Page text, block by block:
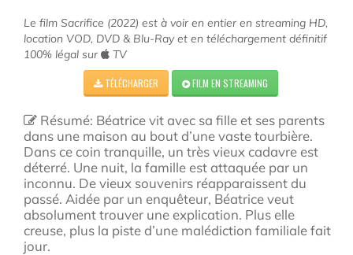
Le film Sacrifice (2022) est à voir en entier en streaming HD,
location VOD, DVD & Blu-Ray et en téléchargement définitif
100% légal sur
TV
TÉLÉCHARGER FILM EN STREAMING
Résumé: Béatrice vit avec sa fille et ses parents
dans une maison au bout d’une vaste tourbière.
Dans ce coin tranquille, un très vieux cadavre est
déterré. Une nuit, la famille est attaquée par un
inconnu. De vieux souvenirs réapparaissent du
passé. Aidée par un enquêteur, Béatrice veut
absolument trouver une explication. Plus elle
creuse, plus la piste d’une malédiction familiale fait
jour.